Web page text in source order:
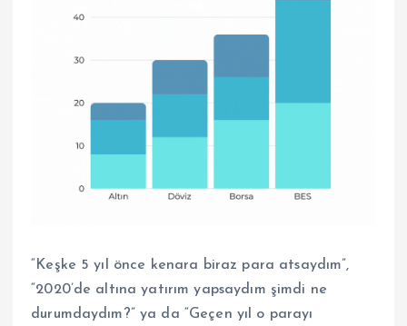
“Keşke 5 yıl önce kenara biraz para atsaydım”,
“2020’de altına yatırım yapsaydım şimdi ne
durumdaydım?” ya da “Geçen yıl o parayı